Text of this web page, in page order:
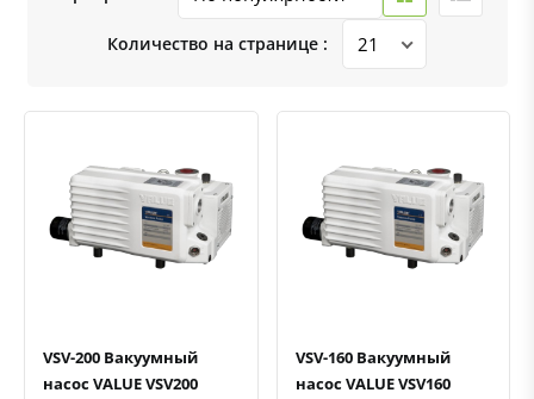
Количество на странице :
Быстрый просмотр
Добавить к сравнению
Добавить в избранное
VSV-200 Вакуумный
насос VALUE VSV200
Быстрый просмотр
Добавить к сравнению
Добавить в избранное
VSV-160 Вакуумный
насос VALUE VSV160